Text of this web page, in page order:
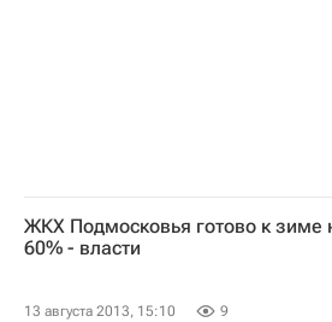
ЖКХ Подмосковья готово к зиме
60% - власти
13 августа 2013, 15:10 9